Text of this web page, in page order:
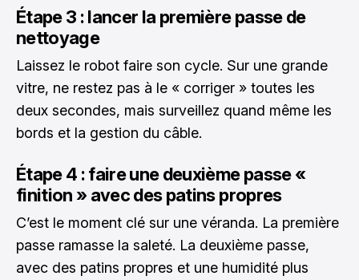
Étape 3 : lancer la première passe de
nettoyage
Laissez le robot faire son cycle. Sur une grande
vitre, ne restez pas à le « corriger » toutes les
deux secondes, mais surveillez quand même les
bords et la gestion du câble.
Étape 4 : faire une deuxième passe «
finition » avec des patins propres
C’est le moment clé sur une véranda. La première
passe ramasse la saleté. La deuxième passe,
avec des patins propres et une humidité plus